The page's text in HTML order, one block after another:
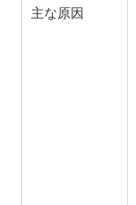
主な原因